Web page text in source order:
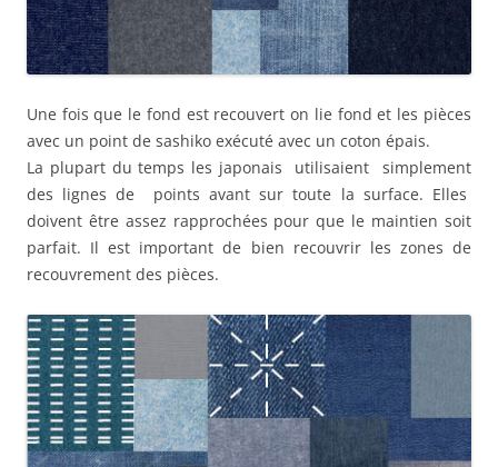
Une fois que le fond est recouvert on lie fond et les pièces
avec un point de sashiko exécuté avec un coton épais.
La plupart du temps les japonais utilisaient simplement
des lignes de points avant sur toute la surface. Elles
doivent être assez rapprochées pour que le maintien soit
parfait. Il est important de bien recouvrir les zones de
recouvrement des pièces.